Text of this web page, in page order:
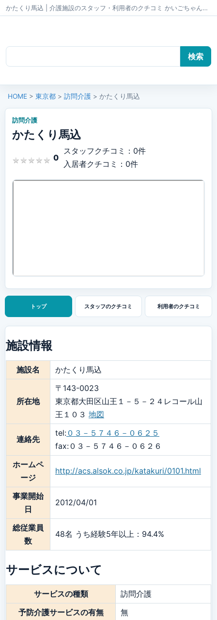
かたくり馬込 | 介護施設のスタッフ・利用者のクチコミ かいごちゃんねる
HOME > 東京都 > 訪問介護 > かたくり馬込
訪問介護
かたくり馬込
★ ★ ★ ★ ★
★ ★ ★ ★ ★ 0
スタッフクチコミ：0件
入居者クチコミ：0件
トップ スタッフのクチコミ 利用者のクチコミ
施設情報
施設名 かたくり馬込
所在地
〒143-0023
東京都大田区山王１－５－２４レコール山
王１０３ 地図
連絡先
tel:０３－５７４６－０６２５
fax:０３－５７４６－０６２６
ホームペ
ージ
http://acs.alsok.co.jp/katakuri/0101.html
事業開始
日
2012/04/01
総従業員
数
48名 うち経験5年以上：94.4%
サービスについて
サービスの種類
訪問介護
予防介護サービスの有無
無